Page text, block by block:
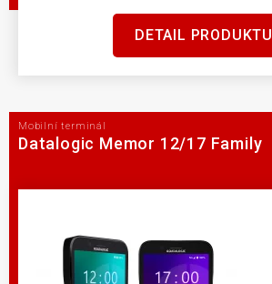
DETAIL PRODUKTU
Mobilní terminál
Datalogic Memor 12/17 Family